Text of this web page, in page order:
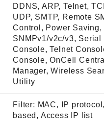
DDNS, ARP, Telnet,
UDP, SMTP, Remote
Control, Power Saving,
SNMPv1/v2c/v3, Serial
Console, Telnet
Console, OnCell Central
Manager, Wireless
Utility
Filter: MAC, IP
based, Access IP list